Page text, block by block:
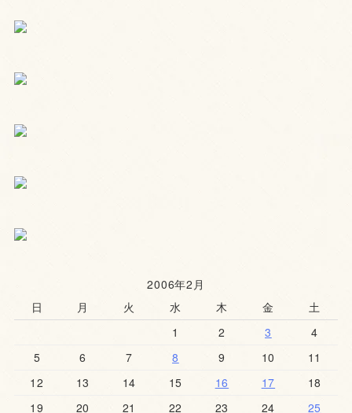
2006年2月
日
月 火 水 木 金
土
1
2 3
4
5
6 7 8 9 10
11
12
13 14 15 16 17
18
19
20 21 22 23 24
25